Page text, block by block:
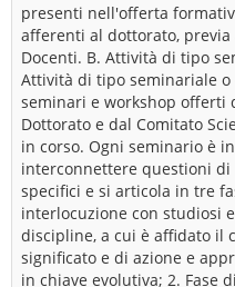
presenti nell'offerta
afferenti al dottorato,
Docenti. B. Attività di tipo
Attività di tipo seminariale
seminari e workshop offerti
Dottorato e dal Comitato
in corso. Ogni seminario è
interconnettere questioni
specifici e si articola in tre
interlocuzione con studiosi
discipline, a cui è affidato il
significato e di azione e
in chiave evolutiva; 2. Fase